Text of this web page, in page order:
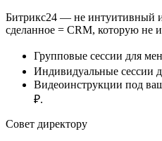
Битрикс24 — не интуитивный
сделанное = CRM, которую не
Групповые сессии для
Индивидуальные сессии
Видеоинструкции под
₽.
Совет директору